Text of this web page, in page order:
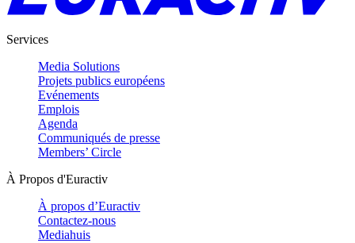
Services
Media Solutions
Projets publics européens
Evénements
Emplois
Agenda
Communiqués de presse
Members’ Circle
À Propos d'Euractiv
À propos d’Euractiv
Contactez-nous
Mediahuis